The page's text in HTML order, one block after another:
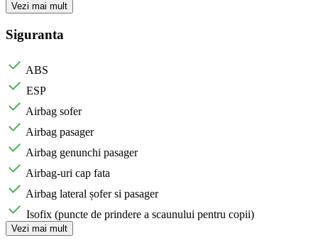
Vezi mai mult
Siguranta
ABS
ESP
Airbag sofer
Airbag pasager
Airbag genunchi pasager
Airbag-uri cap fata
Airbag lateral șofer si pasager
Isofix (puncte de prindere a scaunului pentru copii)
Vezi mai mult